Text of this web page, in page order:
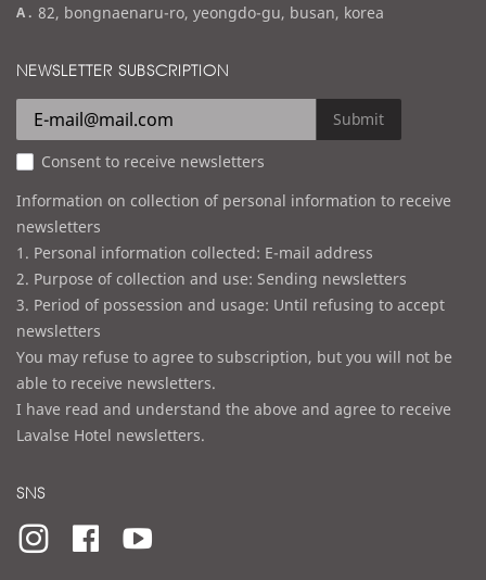
a
l
a
d
e
s
s
82, bongnaenaru-ro, yeongdo-gu, busan, korea
NEWSLETTER SUBSCRIPTION
Submit
Consent to receive newsletters
Information on collection of personal information to receive
newsletters
1. Personal information collected: E-mail address
2. Purpose of collection and use: Sending newsletters
3. Period of possession and usage: Until refusing to accept
newsletters
You may refuse to agree to subscription, but you will not be
able to receive newsletters.
I have read and understand the above and agree to receive
Lavalse Hotel newsletters.
SNS